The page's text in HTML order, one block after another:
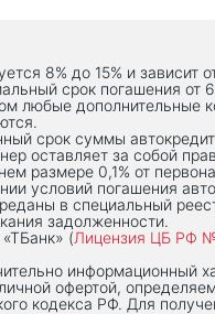
8% до 15% и зависит
срок погашения от
любые дополнительные
срок суммы
оставляет за собой
размере 0,1% от
условий погашения
в специальный
задолженности.
(Лицензия ЦБ РФ
информационный
офертой,
кодекса РФ. Для